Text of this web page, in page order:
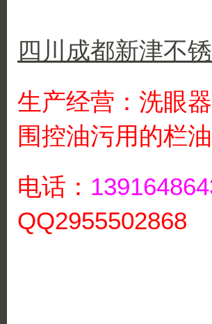
四川成都新津不
生产经营：洗眼
围控油污用的栏
电话：
QQ2955502868